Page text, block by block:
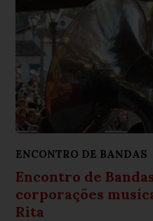
ENCONTRO DE BANDAS
Encontro de
corporações
Rita